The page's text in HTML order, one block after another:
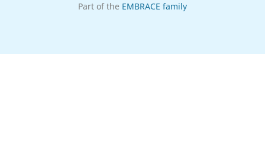
Part of the EMBRACE family